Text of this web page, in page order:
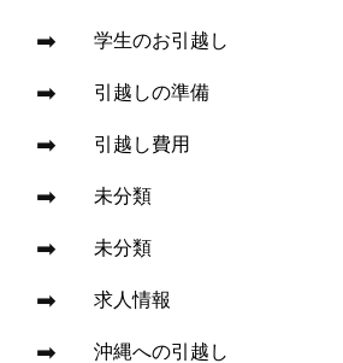
学生のお引越し
引越しの準備
引越し費用
未分類
未分類
求人情報
沖縄への引越し